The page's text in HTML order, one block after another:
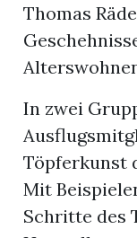
Thomas
In zwei
Töpferkunst
Mit
Schritte des